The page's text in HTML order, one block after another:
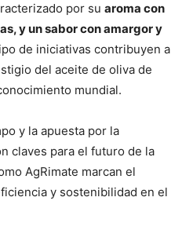
por su aroma con
y un sabor con amargor y
de iniciativas contribuyen a
del aceite de oliva de
mundial.
y la apuesta por la
claves para el futuro de la
AgRimate marcan el
y sostenibilidad en el